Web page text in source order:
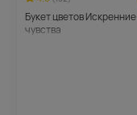
Букет цветов Искренние
чувства